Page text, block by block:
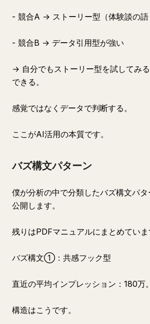
- 競合A → ストーリー型（体験談の語
- 競合B → データ引用型が強い
→ 自分でもストーリー型を試してみ
できる。
感覚ではなくデータで判断する。
ここがAI活用の本質です。
バズ構文パターン
僕が分析の中で分類したバズ構文パタ
公開します。
残りはPDFマニュアルにまとめていま
バズ構文①：共感フック型
直近の平均インプレッション：180万。
構造はこうです。